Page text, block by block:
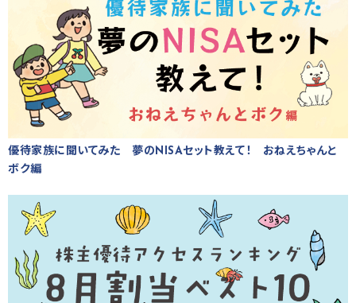
優待家族に聞いてみた 夢のNISAセット教えて！ おねえちゃんと
ボク編